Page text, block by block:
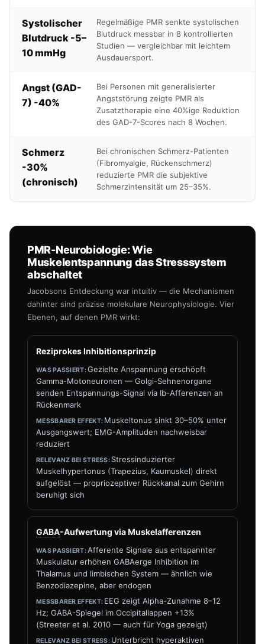
Systolischer
Blutdruck -5–
10 mmHg
Regelmäßige PMR senkte systolischen
Blutdruck messbar in 8 kontrollierten
Studien — vergleichbar mit leichtem
Ausdauersport.
Angst (GAD-
7) -40%
Bei Personen mit generalisierter
Angststörung zeigte PMR als
Zusatztherapie eine 40%ige Reduktion
des GAD-7-Scores nach 8 Wochen.
Schmerz
-30%
(chronisch)
Bei chronischen Schmerz-Patienten
(Fibromyalgie, Rückenschmerz)
reduzierte PMR die subjektive
Schmerzintensität um 25–35%.
PMR-Neurobiologie: Wie
Muskelentspannung das Stresssystem
abschaltet
Jacobsons Entdeckung war intuitiv — die Mechanismen
dahinter sind präzise molekulare Neurophysiologie. Vier
Ebenen, auf denen PMR wirkt:
Reziprokes Inhibitionsprinzip
Gezielte Anspannung erschöpft
Gamma-Motoneuronen — Golgi-Sehnenorgane
senden Entspannungs-Signal via Ib-Afferenzen an
Rückenmark
Muskeltonus sinkt 30–50% unter
Ausgangswert; EMG-Amplituden nachweisbar
reduziert
Stressinduzierter
Muskelhypertonus (Trapezius, Kaumuskel) direkt
aufgelöst — propriozeptiver Rückkanal zum Gehirn
beruhigt sich
GABA-Aufwertung via Muskelafferenzen
Afferente Signale aus entspannter
Muskulatur erhöhen GABAerge Inhibition im
Thalamus und limbischen System — ähnlich wie
Benzodiazepine, aber endogen
EEG zeigt Alpha-Zunahme 8–12
Hz; GABA-Spiegel im Occipitallappen +13%
(Streeter et al. 2010 — auch für Yoga gezeigt)
Unterbricht hyperaktiven